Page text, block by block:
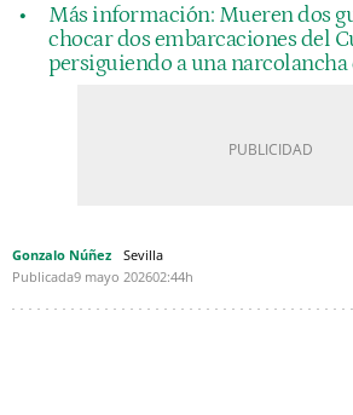
Más información: Mueren dos
chocar dos embarcaciones del
persiguiendo a una narcolancha
Gonzalo Núñez
Sevilla
Publicada9 mayo 202602:44h